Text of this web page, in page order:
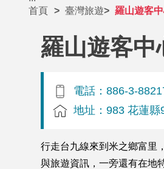
首頁
臺灣旅遊 羅山遊客
羅山遊客中
電話：886-3-
地址：983 花蓮
行走台九線來到米之鄉富里
與旅遊資訊，一旁還有在地